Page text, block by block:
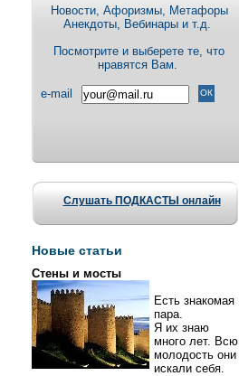
Новости, Aфоризмы, Метафоры
Анекдоты, Вебинары и т.д.
Посмотрите и выберете те, что
нравятся Вам.
e-mail
Слушать ПОДКАСТЫ онлайн
Новые статьи
Стены и мосты
Есть знакомая
пара.
Я их знаю
много лет. Всю
молодость они
искали себя.